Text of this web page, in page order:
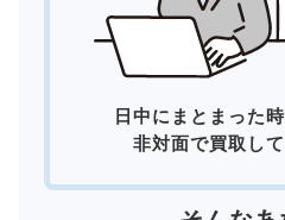
日中にまとまった
非対面で買取して